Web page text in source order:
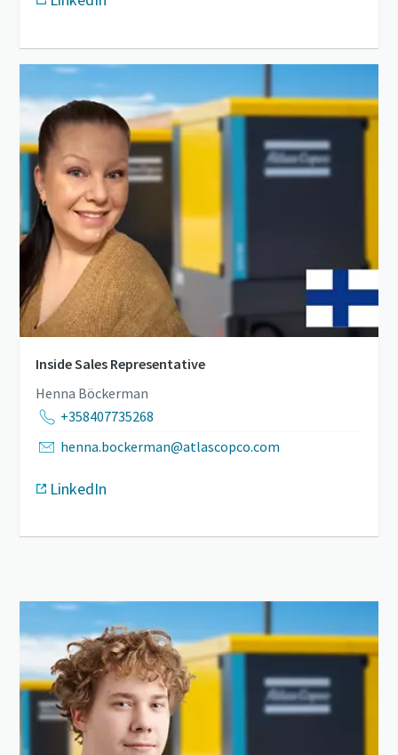
Inside Sales Representative
Henna Böckerman
+358407735268
henna.bockerman@atlascopco.com
LinkedIn